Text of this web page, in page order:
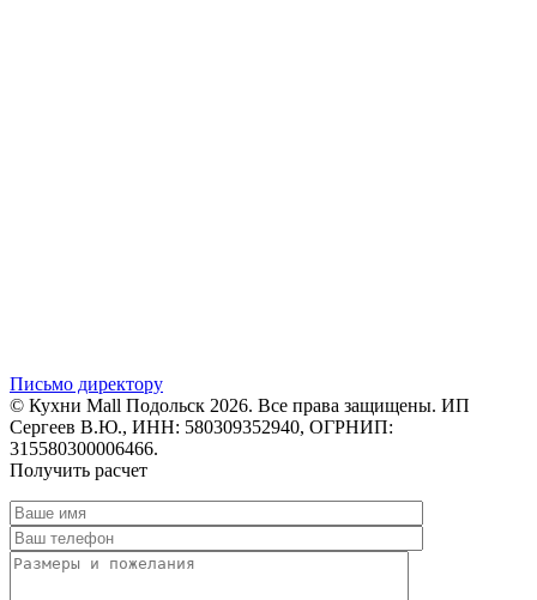
Письмо директору
© Кухни Mall Подольск 2026. Все права защищены. ИП
Сергеев В.Ю., ИНН: 580309352940, ОГРНИП:
315580300006466.
Получить расчет